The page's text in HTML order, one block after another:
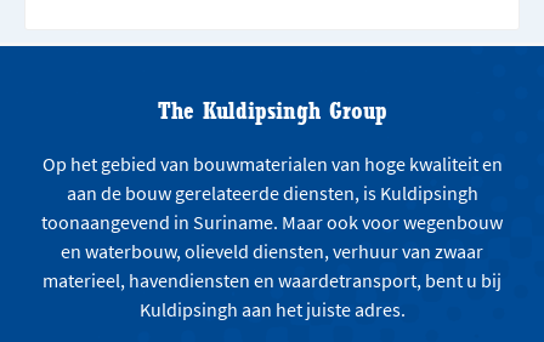
The Kuldipsingh Group
Op het gebied van bouwmaterialen van hoge kwaliteit en
aan de bouw gerelateerde diensten, is Kuldipsingh
toonaangevend in Suriname. Maar ook voor wegenbouw
en waterbouw, olieveld diensten, verhuur van zwaar
materieel, havendiensten en waardetransport, bent u bij
Kuldipsingh aan het juiste adres.